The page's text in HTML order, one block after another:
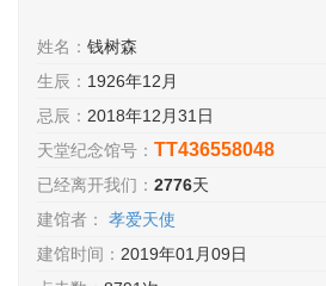
姓名： 钱树森
生辰： 1926年12月
忌辰： 2018年12月31日
天堂纪念馆号： TT436558048
已经离开我们： 2776天
建馆者：
孝爱天使
建馆时间： 2019年01月09日